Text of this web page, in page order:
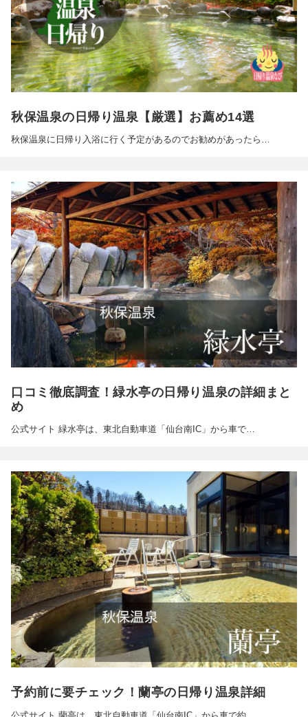
秋保温泉の日帰り温泉【厳選】お薦め14選
秋保温泉に日帰り入浴に行く予定があるのでお勧めがあったら…
口コミ徹底調査！緑水亭の日帰り温泉の詳細まと
め
公式サイト 緑水亭は、東北自動車道「仙台南IC」から車で…
予約前に要チェック！蘭亭の日帰り温泉詳細